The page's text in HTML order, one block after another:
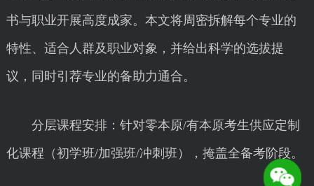
书与职业开展高度成家。本文将周密拆解每个专业的
特性、适合人群及职业对象，并给出科学的选拔提
议，同时引荐专业的备助力通合。
分层课程安排：针对零本原/有本原考生供应定制
化课程（初学班/加强班/冲刺班），掩盖全备考阶段。